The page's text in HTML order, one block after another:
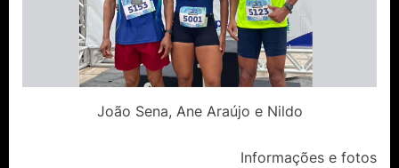
João Sena, Ane Araújo e Nildo
Informações e fotos